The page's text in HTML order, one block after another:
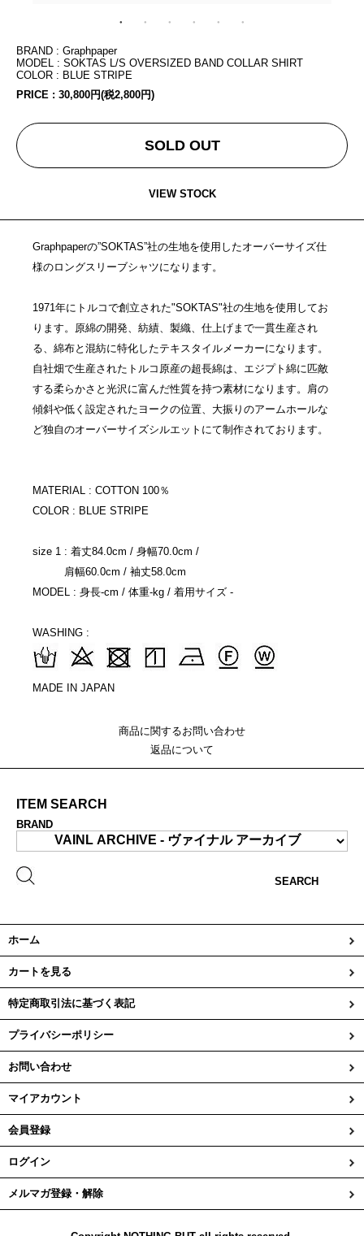
BRAND : Graphpaper
MODEL : SOKTAS L/S OVERSIZED BAND COLLAR SHIRT
COLOR : BLUE STRIPE
PRICE : 30,800円(税2,800円)
SOLD OUT
VIEW STOCK
Graphpaperの”SOKTAS”社の生地を使用したオーバーサイズ仕
様のロングスリーブシャツになります。
1971年にトルコで創立された"SOKTAS"社の生地を使用してお
ります。原綿の開発、紡績、製織、仕上げまで一貫生産され
る、綿布と混紡に特化したテキスタイルメーカーになります。
自社畑で生産されたトルコ原産の超長綿は、エジプト綿に匹敵
する柔らかさと光沢に富んだ性質を持つ素材になります。肩の
傾斜や低く設定されたヨークの位置、大振りのアームホールな
ど独自のオーバーサイズシルエットにて制作されております。
MATERIAL : COTTON 100％
COLOR : BLUE STRIPE
size 1 : 着丈84.0cm / 身幅70.0cm /
肩幅60.0cm / 袖丈58.0cm
MODEL : 身長-cm / 体重-kg / 着用サイズ -
WASHING :
MADE IN JAPAN
商品に関するお問い合わせ
返品について
ITEM SEARCH
BRAND
SEARCH
ホーム
カートを見る
特定商取引法に基づく表記
プライバシーポリシー
お問い合わせ
マイアカウント
会員登録
ログイン
メルマガ登録・解除